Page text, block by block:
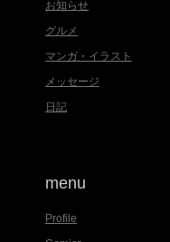
お知らせ
グルメ
マンガ・イラスト
メッセージ
日記
menu
Profile